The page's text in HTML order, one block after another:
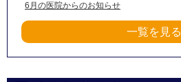
6月の医院からのお知らせ
一覧を見る